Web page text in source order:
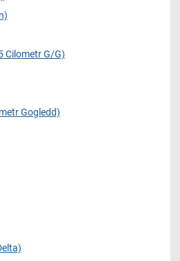
Cilometr G/G)
Gogledd)